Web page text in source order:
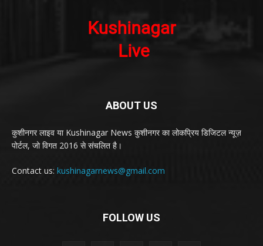
ABOUT US
कुशीनगर लाइव या Kushinagar News कुशीनगर का लोकप्रिय डिजिटल न्यूज़
पोर्टल, जो विगत 2016 से संचलित है।
Contact us: kushinagarnews@gmail.com
FOLLOW US